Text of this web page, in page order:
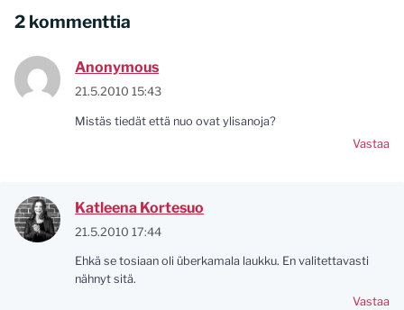
2 kommenttia
Anonymous
21.5.2010 15:43
Mistäs tiedät että nuo ovat ylisanoja?
Vastaa
Katleena Kortesuo
21.5.2010 17:44
Ehkä se tosiaan oli überkamala laukku. En valitettavasti
nähnyt sitä.
Vastaa